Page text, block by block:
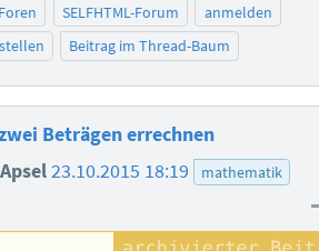
SELFHTML-Forum
anmelden
Beitrag im Thread-Baum
Beträgen errechnen
23.10.2015 18:19 mathematik